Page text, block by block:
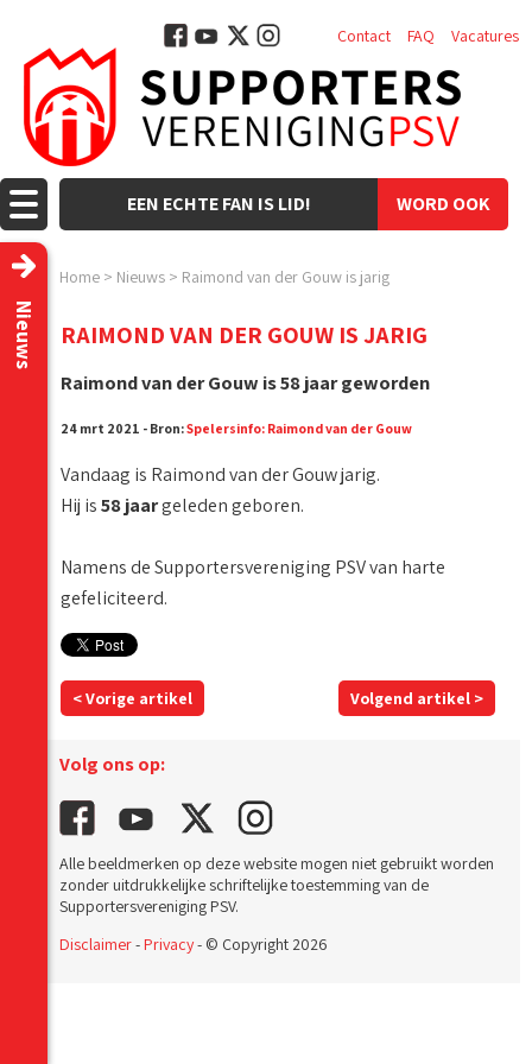
WORD OOK
EEN ECHTE FAN IS LID!
Contact FAQ Vacatures
Home > Nieuws > Raimond van der Gouw is jarig
Nieuws RAIMOND VAN DER GOUW IS JARIG
Raimond van der Gouw is 58 jaar geworden
24 mrt 2021 - Bron:Spelersinfo: Raimond van der Gouw
Vandaag is Raimond van der Gouw jarig.
Hij is58 jaargeleden geboren.
Namens de Supportersvereniging PSV van harte
gefeliciteerd.
< Vorige artikel Volgend artikel >
Volg ons op:
Alle beeldmerken op deze website mogen niet gebruikt worden
zonder uitdrukkelijke schriftelijke toestemming van de
Supportersvereniging PSV.
Disclaimer-Privacy- © Copyright 2026